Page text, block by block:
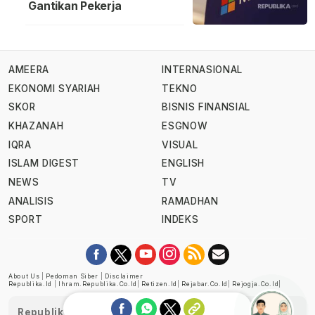
Gantikan Pekerja
AMEERA
EKONOMI SYARIAH
SKOR
KHAZANAH
IQRA
ISLAM DIGEST
NEWS
ANALISIS
SPORT
INTERNASIONAL
TEKNO
BISNIS FINANSIAL
ESGNOW
VISUAL
ENGLISH
TV
RAMADHAN
INDEKS
About Us Pedoman Siber
Disclaimer
Republika.id
Ihram.republika.co.id Retizen.id Rejabar.co.id Rejogja.co.id
Republika telah diverifikasi oleh Dewan Pers